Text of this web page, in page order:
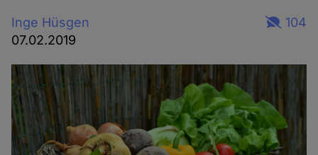
Inge Hüsgen
07.02.2019
104